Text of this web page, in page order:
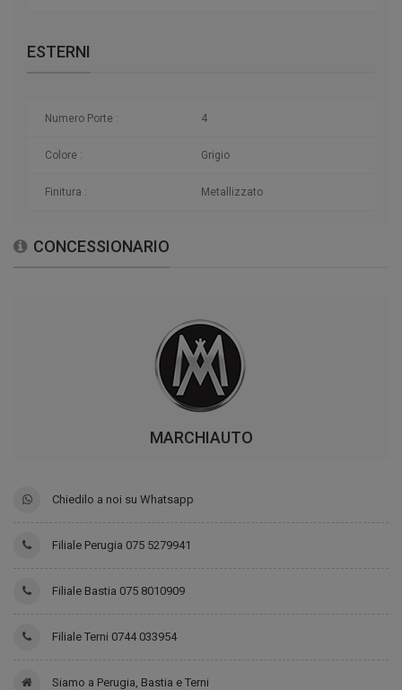
ESTERNI
Numero Porte : 4
Colore : Grigio
Finitura : Metallizzato
CONCESSIONARIO
MARCHIAUTO
Chiedilo a noi su Whatsapp
Filiale Perugia 075 5279941
Filiale Bastia 075 8010909
Filiale Terni 0744 033954
Siamo a Perugia, Bastia e Terni